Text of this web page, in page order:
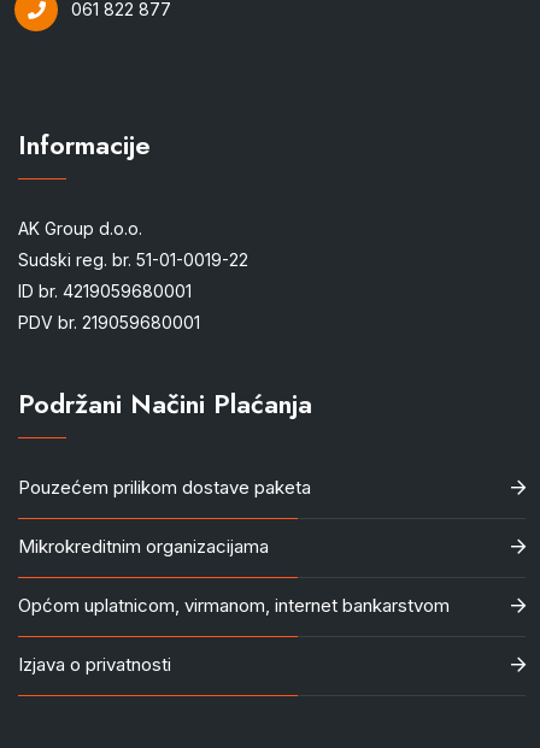
061 822 877
Informacije
AK Group d.o.o.
Sudski reg. br. 51-01-0019-22
ID br. 4219059680001
PDV br. 219059680001
Podržani Načini Plaćanja
Pouzećem prilikom dostave paketa
Mikrokreditnim organizacijama
Općom uplatnicom, virmanom, internet bankarstvom
Izjava o privatnosti